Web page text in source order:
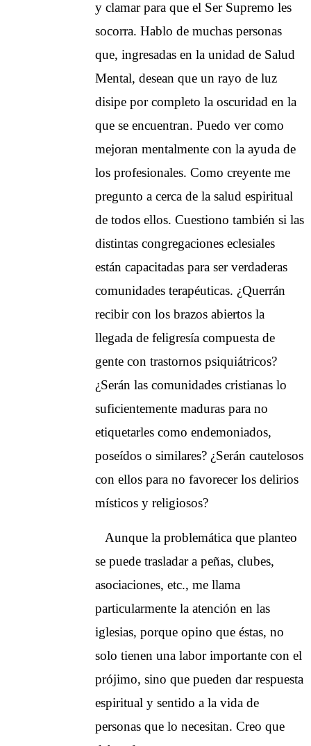
y clamar para que el Ser Supremo les
socorra. Hablo de muchas personas
que, ingresadas en la unidad de Salud
Mental, desean que un rayo de luz
disipe por completo la oscuridad en la
que se encuentran. Puedo ver como
mejoran mentalmente con la ayuda de
los profesionales. Como creyente me
pregunto a cerca de la salud espiritual
de todos ellos. Cuestiono también si las
distintas congregaciones eclesiales
están capacitadas para ser verdaderas
comunidades terapéuticas. ¿Querrán
recibir con los brazos abiertos la
llegada de feligresía compuesta de
gente con trastornos psiquiátricos?
¿Serán las comunidades cristianas lo
suficientemente maduras para no
etiquetarles como endemoniados,
poseídos o similares? ¿Serán cautelosos
con ellos para no favorecer los delirios
místicos y religiosos?
Aunque la problemática que planteo
se puede trasladar a peñas, clubes,
asociaciones, etc., me llama
particularmente la atención en las
iglesias, porque opino que éstas, no
solo tienen una labor importante con el
prójimo, sino que pueden dar respuesta
espiritual y sentido a la vida de
personas que lo necesitan. Creo que